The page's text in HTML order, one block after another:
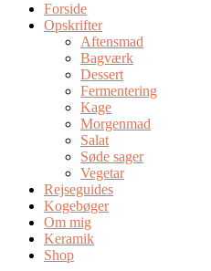
Forside
Opskrifter
Aftensmad
Bagværk
Dessert
Fermentering
Kage
Morgenmad
Salat
Søde sager
Vegetar
Rejseguides
Kogebøger
Om mig
Keramik
Shop